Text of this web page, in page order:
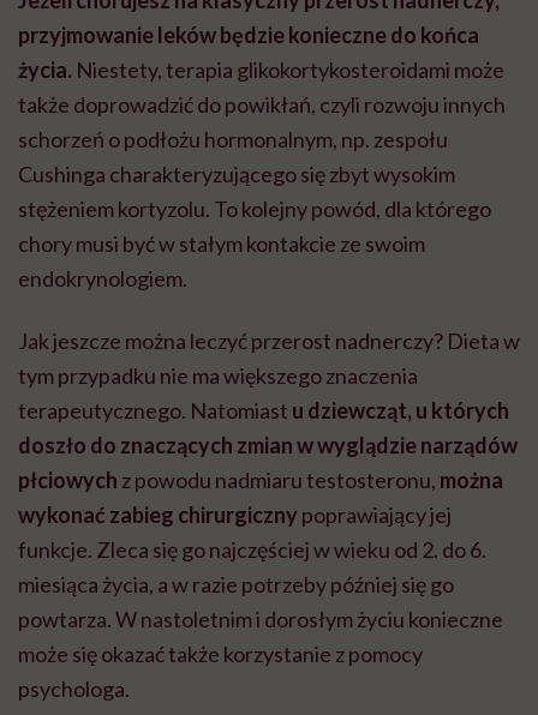
przyjmowanie leków będzie konieczne do końca
życia. Niestety, terapia glikokortykosteroidami może
także doprowadzić do powikłań, czyli rozwoju innych
schorzeń o podłożu hormonalnym, np. zespołu
Cushinga charakteryzującego się zbyt wysokim
stężeniem kortyzolu. To kolejny powód, dla którego
chory musi być w stałym kontakcie ze swoim
endokrynologiem.
Jak jeszcze można leczyć przerost nadnerczy? Dieta w
tym przypadku nie ma większego znaczenia
terapeutycznego. Natomiast u dziewcząt, u których
doszło do znaczących zmian w wyglądzie narządów
płciowych z powodu nadmiaru testosteronu, można
wykonać zabieg chirurgiczny poprawiający jej
funkcje. Zleca się go najczęściej w wieku od 2. do 6.
miesiąca życia, a w razie potrzeby później się go
powtarza. W nastoletnim i dorosłym życiu konieczne
może się okazać także korzystanie z pomocy
psychologa.